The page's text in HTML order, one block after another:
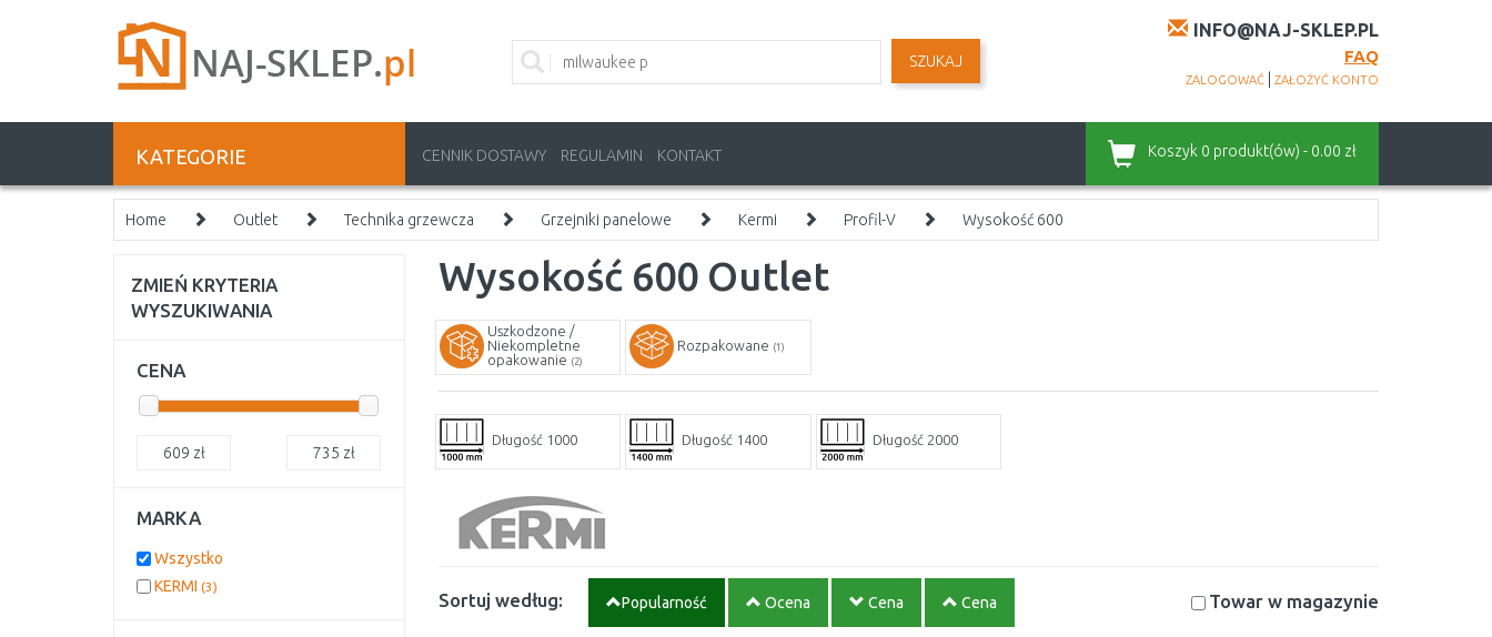
INFO@NAJ-SKLEP.PL
FAQ
ZALOGOWAĆ ZAŁOŻYĆ KONTO
SZUKAJ
KATEGORIE CENNIK DOSTAWY REGULAMIN KONTAKT Koszyk 0 produkt(ów) - 0.00 zł
Home Outlet Technika grzewcza Grzejniki panelowe Kermi Profil-V Wysokość 600
Wysokość 600 Outlet
Uszkodzone /
Niekompletne
opakowanie (2)
Rozpakowane (1)
Długość 1000 Długość 1400 Długość 2000
Sortuj według: Popularność Ocena Cena Cena Towar w magazynie
ZMIEŃ KRYTERIA
WYSZUKIWANIA
CENA
609 zł 735 zł
MARKA
Wszystko
KERMI (3)